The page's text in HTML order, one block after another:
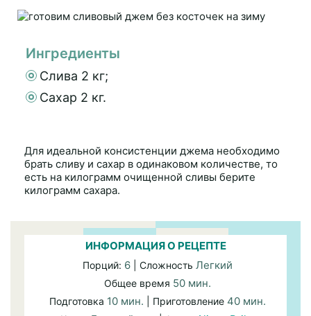
Ингредиенты
Слива 2 кг;
Сахар 2 кг.
Для идеальной консистенции джема необходимо
брать сливу и сахар в одинаковом количестве, то
есть на килограмм очищенной сливы берите
килограмм сахара.
ИНФОРМАЦИЯ О РЕЦЕПТЕ
Порций: 6| Сложность Легкий
Общее время 50 мин.
Подготовка 10 мин. | Приготовление 40 мин.